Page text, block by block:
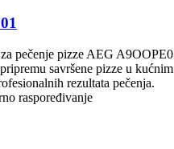
pečenje pizze AEG
savršene pizze u kućnim
rezultata pečenja.
raspoređivanje